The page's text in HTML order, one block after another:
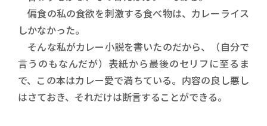
偏食の私の食欲を刺激する食べ物は、カレーライス
しかなかった。
そんな私がカレー小説を書いたのだから、（自分で
言うのもなんだが）表紙から最後のセリフに至るま
で、この本はカレー愛で満ちている。内容の良し悪し
はさておき、それだけは断言することができる。